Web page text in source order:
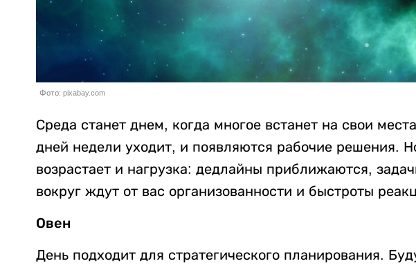
Фото: pixabay.com
Среда станет днем, когда многое встанет на свои
дней недели уходит, и появляются рабочие решения.
возрастает и нагрузка: дедлайны приближаются,
вокруг ждут от вас организованности и быстроты
Овен
День подходит для стратегического планирования.